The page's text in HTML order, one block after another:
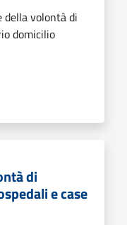
della volontà di
domicilio
di
e case